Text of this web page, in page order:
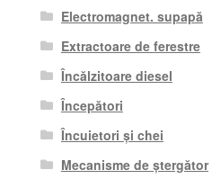
Electromagnet. supapă
Extractoare de ferestre
Încălzitoare diesel
Începători
Încuietori și chei
Mecanisme de ștergător